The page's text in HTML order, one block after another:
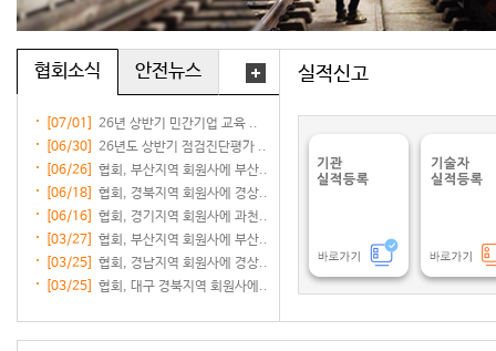
협회소식 안전뉴스
[07/01]
26년 상반기 민간기업 교육 ..
[06/30]
26년도 상반기 점검진단평가 ..
[06/26]
협회, 부산지역 회원사에 부산..
[06/18]
협회, 경북지역 회원사에 경상..
[06/16]
협회, 경기지역 회원사에 과천..
[03/27]
협회, 부산지역 회원사에 부산..
[03/25]
협회, 경남지역 회원사에 경상..
[03/25]
협회, 대구 경북지역 회원사에..
실적신고